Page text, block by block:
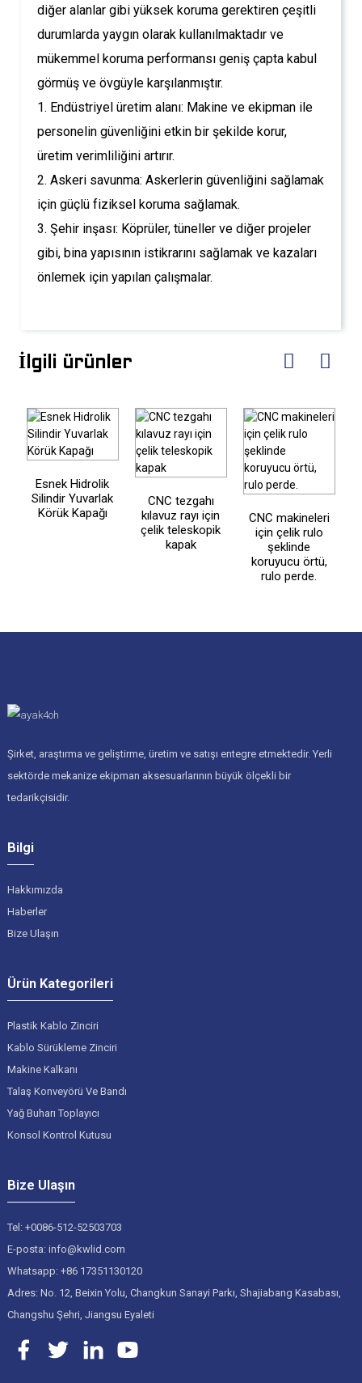
diğer alanlar gibi yüksek koruma gerektiren çeşitli
durumlarda yaygın olarak kullanılmaktadır ve
mükemmel koruma performansı geniş çapta kabul
görmüş ve övgüyle karşılanmıştır.
1. Endüstriyel üretim alanı: Makine ve ekipman ile
personelin güvenliğini etkin bir şekilde korur,
üretim verimliliğini artırır.
2. Askeri savunma: Askerlerin güvenliğini sağlamak
için güçlü fiziksel koruma sağlamak.
3. Şehir inşası: Köprüler, tüneller ve diğer projeler
gibi, bina yapısının istikrarını sağlamak ve kazaları
önlemek için yapılan çalışmalar.
İlgili ürünler
Esnek Hidrolik
Silindir Yuvarlak
Körük Kapağı
CNC tezgahı
kılavuz rayı için
çelik teleskopik
kapak
CNC makineleri
için çelik rulo
şeklinde
koruyucu örtü,
rulo perde.
Şirket, araştırma ve geliştirme, üretim ve satışı entegre etmektedir. Yerli
sektörde mekanize ekipman aksesuarlarının büyük ölçekli bir
tedarikçisidir.
Bilgi
Hakkımızda
Haberler
Bize Ulaşın
Ürün Kategorileri
Plastik Kablo Zinciri
Kablo Sürükleme Zinciri
Makine Kalkanı
Talaş Konveyörü Ve Bandı
Yağ Buharı Toplayıcı
Konsol Kontrol Kutusu
Bize Ulaşın
Tel: +0086-512-52503703
E-posta: info@kwlid.com
Whatsapp: +86 17351130120
Adres: No. 12, Beixin Yolu, Changkun Sanayi Parkı, Shajiabang Kasabası,
Changshu Şehri, Jiangsu Eyaleti